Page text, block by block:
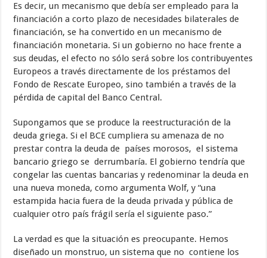
Es decir, un mecanismo que debía ser empleado para la
financiación a corto plazo de necesidades bilaterales de
financiación, se ha convertido en un mecanismo de
financiación monetaria. Si un gobierno no hace frente a
sus deudas, el efecto no sólo será sobre los contribuyentes
Europeos a través directamente de los préstamos del
Fondo de Rescate Europeo, sino también a través de la
pérdida de capital del Banco Central.
Supongamos que se produce la reestructuración de la
deuda griega. Si el BCE cumpliera su amenaza de no
prestar contra la deuda de países morosos, el sistema
bancario griego se derrumbaría. El gobierno tendría que
congelar las cuentas bancarias y redenominar la deuda en
una nueva moneda, como argumenta Wolf, y “una
estampida hacia fuera de la deuda privada y pública de
cualquier otro país frágil sería el siguiente paso.”
La verdad es que la situación es preocupante. Hemos
diseñado un monstruo, un sistema que no contiene los